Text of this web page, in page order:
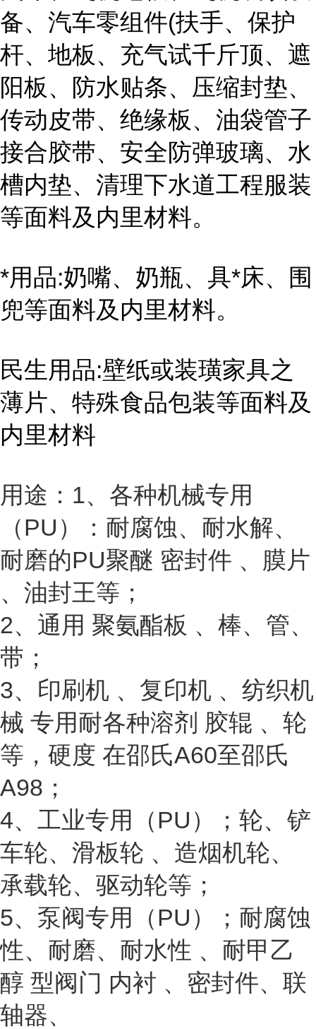
备、汽车零组件(扶手、保护
杆、地板、充气试千斤顶、遮
阳板、防水贴条、压缩封垫、
传动皮带、绝缘板、油袋管子
接合胶带、安全防弹玻璃、水
槽内垫、清理下水道工程服装
等面料及内里材料。
*用品:奶嘴、奶瓶、具*床、围
兜等面料及内里材料。
民生用品:壁纸或装璜家具之
薄片、特殊食品包装等面料及
内里材料
用途：1、各种机械专用
（PU）：耐腐蚀、耐水解、
耐磨的PU聚醚 密封件 、膜片
、油封王等；
2、通用 聚氨酯板 、棒、管、
带；
3、印刷机 、复印机 、纺织机
械 专用耐各种溶剂 胶辊 、轮
等，硬度 在邵氏A60至邵氏
A98；
4、工业专用（PU）；轮、铲
车轮、滑板轮 、造烟机轮、
承载轮、驱动轮等；
5、泵阀专用（PU）；耐腐蚀
性、耐磨、耐水性 、耐甲乙
醇 型阀门 内衬 、密封件、联
轴器、